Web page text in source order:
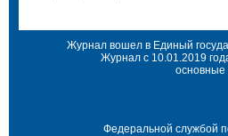
Журнал вошел в Единый
Журнал с 10.01.2019
основные
Федеральной службой